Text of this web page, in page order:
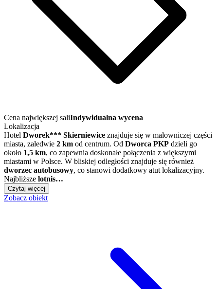
Cena największej saliIndywidualna wycena
Lokalizacja
Hotel Dworek*** Skierniewice znajduje się w malowniczej części
miasta, zaledwie 2 km od centrum. Od Dworca PKP dzieli go
około 1,5 km, co zapewnia doskonałe połączenia z większymi
miastami w Polsce. W bliskiej odległości znajduje się również
dworzec autobusowy, co stanowi dodatkowy atut lokalizacyjny.
Najbliższe lotnis…
Czytaj więcej
Zobacz obiekt